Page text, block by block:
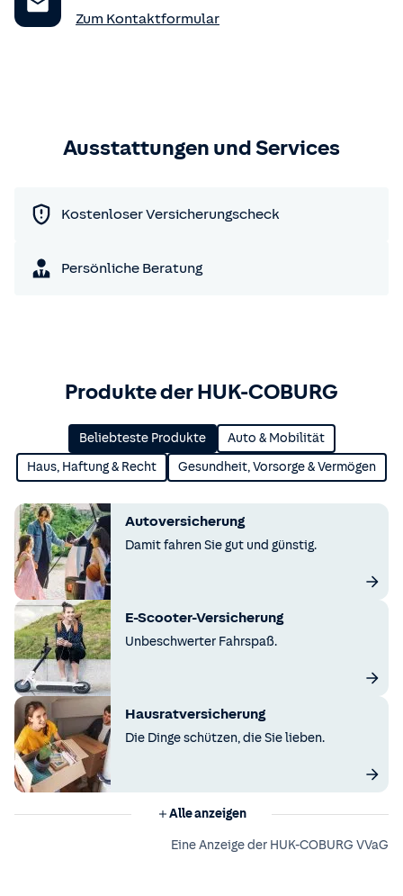
Zum Kontaktformular
Ausstattungen und Services
Kostenloser Versicherungscheck
Persönliche Beratung
Produkte der HUK-COBURG
Beliebteste Produkte Auto & Mobilität
Haus, Haftung & Recht Gesundheit, Vorsorge & Vermögen
Autoversicherung
Damit fahren Sie gut und günstig.
E-Scooter-Versicherung
Unbeschwerter Fahrspaß.
Hausratversicherung
Die Dinge schützen, die Sie lieben.
Alle anzeigen
Eine Anzeige der HUK-COBURG VVaG